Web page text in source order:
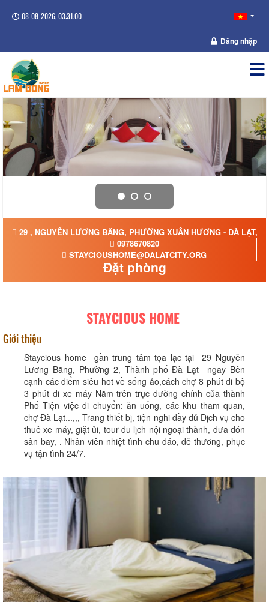
08-08-2026, 03:31:01
Đăng nhập
29 , NGUYỄN LƯƠNG BẰNG, PHƯỜNG XUÂN HƯƠNG - ĐÀ LẠT,
0978670820
STAYCIOUSHOME@DALATCITY.ORG
Đặt phòng
STAYCIOUS HOME
Giới thiệu
Staycious home gần trung tâm tọa lạc tại 29 Nguyễn
Lương Bằng, Phường 2, Thành phố Đà Lạt ngay Bên
cạnh các điểm siêu hot về sống ảo,cách chợ 8 phút đi bộ
3 phút đi xe máy Nằm trên trục đường chính của thành
Phố Tiện việc di chuyển: ăn uống, các khu tham quan,
chợ Đà Lạt...,,, Trang thiết bị, tiện nghi đầy đủ Dịch vụ cho
thuê xe máy, giặt ủi, tour du lịch nội ngoại thành, đưa đón
sân bay, . Nhân viên nhiệt tình chu đáo, dễ thương, phục
vụ tận tình 24/7.